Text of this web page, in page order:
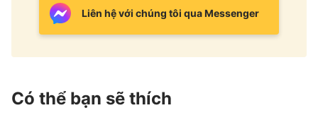
Máu Thánh Chúa Ki-tô, mang đến tia sáng của
sự thật, cứu độ chúng con.
chúng con, cứu độ chúng con.
Liên hệ với chúng tôi qua Messenger
Có thể bạn sẽ thích